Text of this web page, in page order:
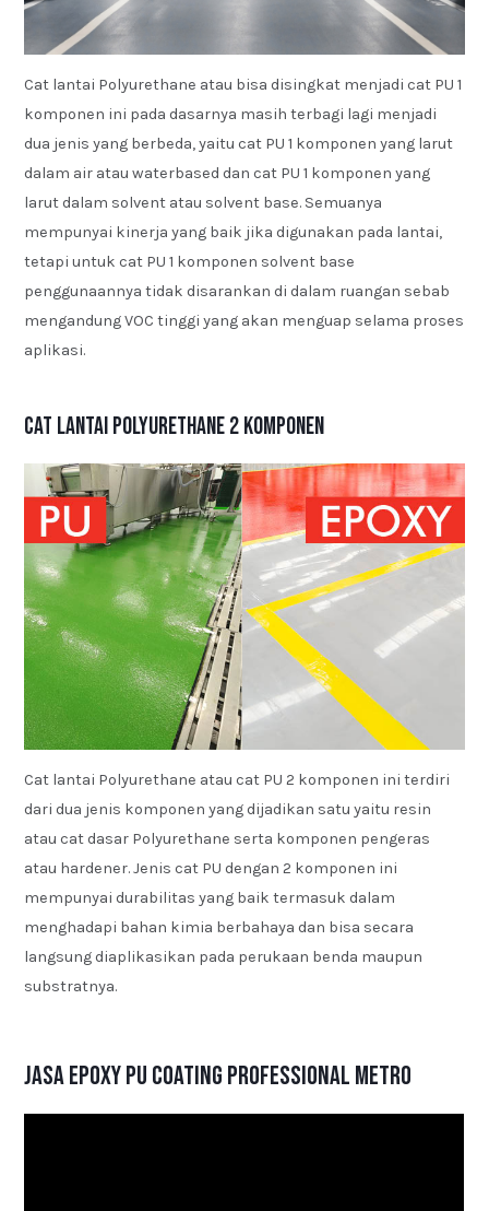
Cat lantai Polyurethane atau bisa disingkat menjadi cat PU 1
komponen ini pada dasarnya masih terbagi lagi menjadi
dua jenis yang berbeda, yaitu cat PU 1 komponen yang larut
dalam air atau waterbased dan cat PU 1 komponen yang
larut dalam solvent atau solvent base. Semuanya
mempunyai kinerja yang baik jika digunakan pada lantai,
tetapi untuk cat PU 1 komponen solvent base
penggunaannya tidak disarankan di dalam ruangan sebab
mengandung VOC tinggi yang akan menguap selama proses
aplikasi.
Cat Lantai Polyurethane 2 Komponen
Cat lantai Polyurethane atau cat PU 2 komponen ini terdiri
dari dua jenis komponen yang dijadikan satu yaitu resin
atau cat dasar Polyurethane serta komponen pengeras
atau hardener. Jenis cat PU dengan 2 komponen ini
mempunyai durabilitas yang baik termasuk dalam
menghadapi bahan kimia berbahaya dan bisa secara
langsung diaplikasikan pada perukaan benda maupun
substratnya.
Jasa Epoxy PU Coating Professional Metro